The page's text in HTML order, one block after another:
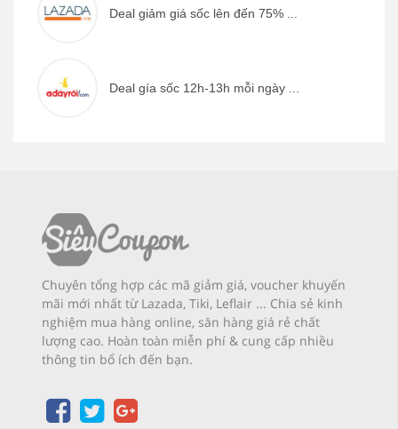
Deal giảm giá sốc lên đến 75% ...
Deal gía sốc 12h-13h mỗi ngày ...
Chuyên tổng hợp các mã giảm giá, voucher khuyến
mãi mới nhất từ Lazada, Tiki, Leflair ... Chia sẻ kinh
nghiệm mua hàng online, săn hàng giá rẻ chất
lượng cao. Hoàn toàn miễn phí & cung cấp nhiều
thông tin bổ ích đến bạn.